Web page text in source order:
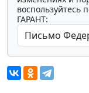
воспользуйтесь
ГАРАНТ: